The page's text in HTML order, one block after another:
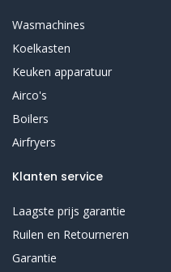
Wasmachines
Koelkasten
Keuken apparatuur
Airco's
Boilers
Airfryers
Klanten service
Laagste prijs garantie
Ruilen en Retourneren
Garantie